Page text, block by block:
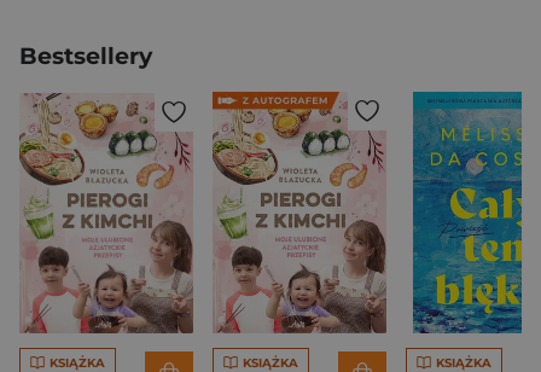
Bestsellery
KSIĄŻKA KSIĄŻKA KSIĄŻKA